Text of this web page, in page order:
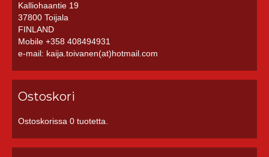
Kalliohaantie 19
37800 Toijala
FINLAND
Mobile +358 408494931
e-mail: kaija.toivanen(at)hotmail.com
Ostoskori
Ostoskorissa 0 tuotetta.